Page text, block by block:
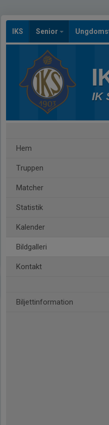
IKS Senior
IK
Hem
Truppen
Matcher
Statistik
Kalender
Bildgalleri
Kontakt
Biljettinformation